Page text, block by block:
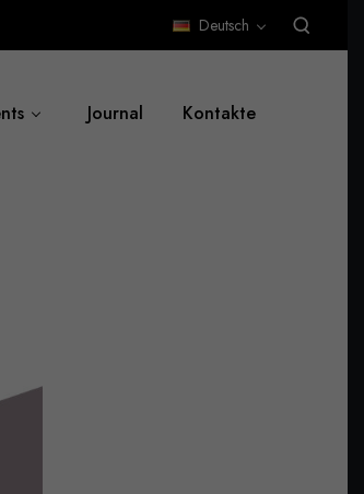
Deutsch
Journal Kontakte